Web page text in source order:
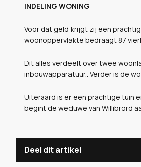
INDELING WONING
Voor dat geld krijgt zij een
woonoppervlakte bedraagt 87
Dit alles verdeelt over twee
inbouwapparatuur.. Verder is de
Uiteraard is er een prachtige tuin
begint de weduwe van Willibrord
Deel dit artikel